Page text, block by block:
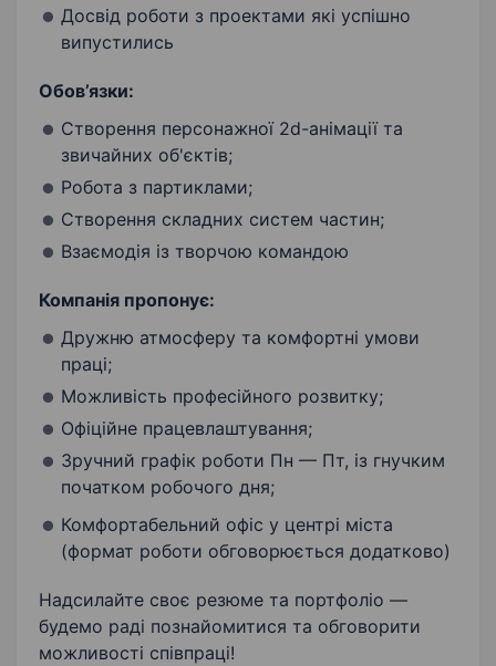
Досвід роботи з проектами які успішно
випустились
Обов’язки:
Створення персонажної 2d-анімації та
звичайних об'єктів;
Робота з партиклами;
Створення складних систем частин;
Взаємодія із творчою командою
Компанія пропонує:
Дружню атмосферу та комфортні умови
праці;
Можливість професійного розвитку;
Офіційне працевлаштування;
Зручний графік роботи Пн — Пт, із гнучким
початком робочого дня;
Комфортабельний офіс у центрі міста
(формат роботи обговорюється додатково)
Надсилайте своє резюме та портфоліо —
будемо раді познайомитися та обговорити
можливості співпраці!